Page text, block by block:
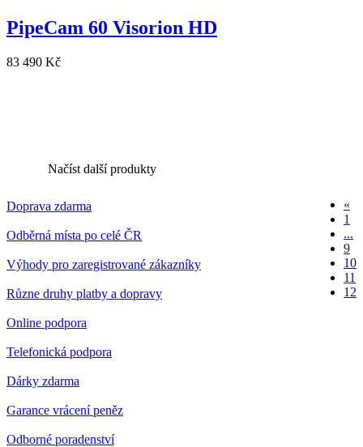
PipeCam 60 Visorion HD
83 490 Kč
Načíst další produkty
«
1
...
9
10
11
12
Doprava zdarma
Odběrná místa po celé ČR
Výhody pro zaregistrované zákazníky
Různe druhy platby a dopravy
Online podpora
Telefonická podpora
Dárky zdarma
Garance vrácení peněz
Odborné poradenství